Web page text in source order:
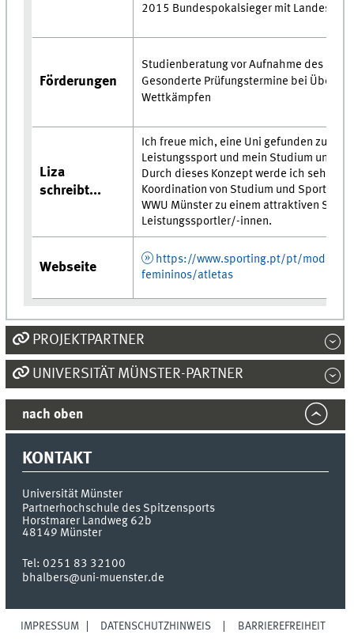
2015 Bundespokalsieger mit
Förderungen
Studienberatung vor Aufnahme des
Gesonderte Prüfungstermine bei
Wettkämpfen
Liza
schreibt...
Ich freue mich, eine Uni gefunden zu
Leistungssport und mein Studium unter
Durch dieses Konzept werde ich sehr gut
Koordination von Studium und Sport
WWU Münster zu einem attraktiven
Leistungssportler/-innen.
Webseite
https://www.sporting.pt/pt/
femininos/atletas
PROJEKTPARTNER
UNIVERSITÄT MÜNSTER-PARTNER
nach oben
KONTAKT
Universität Münster
Partnerhochschule des Spitzensports
Horstmarer Landweg 62b
48149 Münster
Tel:0251 83 32100
bhalbers@uni-muenster.de
IMPRESSUM DATENSCHUTZHINWEIS BARRIEREFREIHEIT